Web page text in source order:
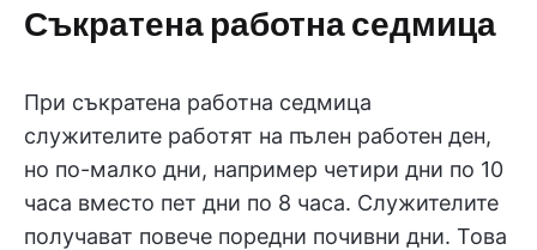
Съкратена работна седмица
При съкратена работна седмица
служителите работят на пълен работен ден,
но по-малко дни, например четири дни по 10
часа вместо пет дни по 8 часа. Служителите
получават повече поредни почивни дни. Това